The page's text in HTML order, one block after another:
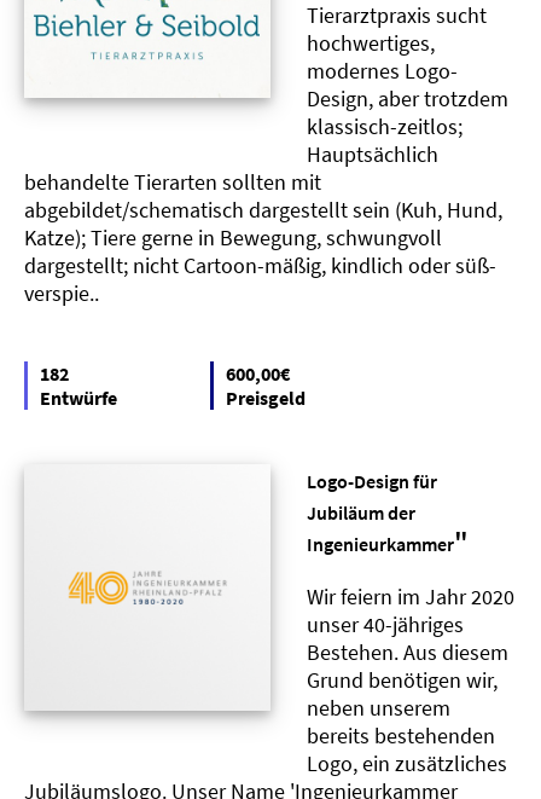
Tierarztpraxis sucht
hochwertiges,
modernes Logo-
Design, aber trotzdem
klassisch-zeitlos;
Hauptsächlich
behandelte Tierarten sollten mit
abgebildet/schematisch dargestellt sein (Kuh, Hund,
Katze); Tiere gerne in Bewegung, schwungvoll
dargestellt; nicht Cartoon-mäßig, kindlich oder süß-
verspie..
182
Entwürfe
600,00€
Preisgeld
Logo-Design für
Jubiläum der
Ingenieurkammer"
Wir feiern im Jahr 2020
unser 40-jähriges
Bestehen. Aus diesem
Grund benötigen wir,
neben unserem
bereits bestehenden
Logo, ein zusätzliches
Jubiläumslogo. Unser Name 'Ingenieurkammer